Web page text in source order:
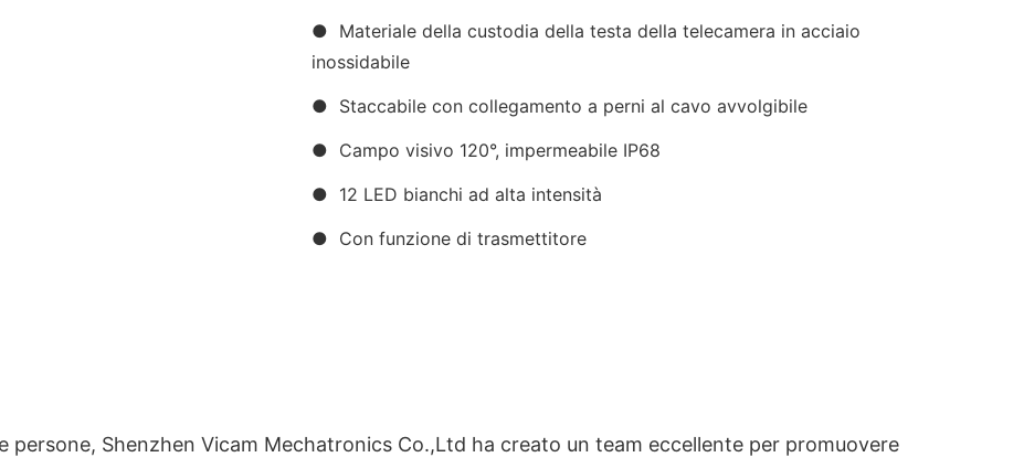
● Materiale della custodia della testa della telecamera in acciaio
inossidabile
● Staccabile con collegamento a perni al cavo avvolgibile
● Campo visivo 120°, impermeabile IP68
● 12 LED bianchi ad alta intensità
● Con funzione di trasmettitore
persone, Shenzhen Vicam Mechatronics Co.,Ltd ha creato un team eccellente per promuovere